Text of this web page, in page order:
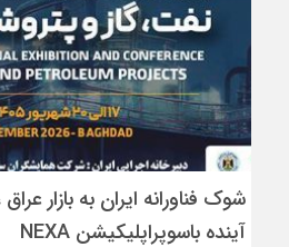
شوک فناورانه ایران به بازار
آینده باسوپراپلیکیشن NEXA